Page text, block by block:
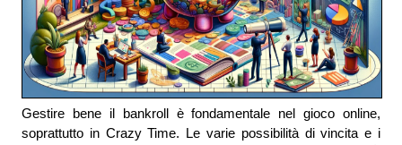
Gestire bene il bankroll è fondamentale nel gioco online,
soprattutto in Crazy Time. Le varie possibilità di vincita e i